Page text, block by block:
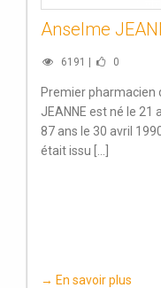
Anselme
6191 | 0
Premier pharmacien
JEANNE est né le 21
87 ans le 30 avril
était issu [...]
→ En savoir plus